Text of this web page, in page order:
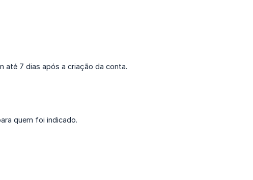
até 7 dias após a criação da conta.
quem foi indicado.